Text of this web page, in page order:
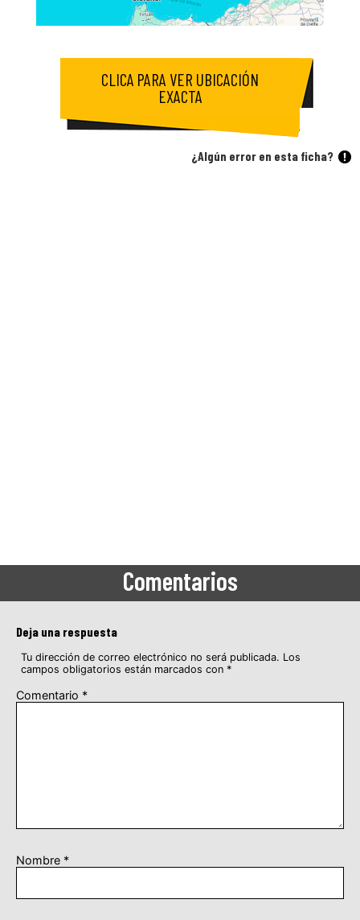
CLICA PARA VER UBICACIÓN
EXACTA
¿Algún error en esta ficha?
Comentarios
Deja una respuesta
Tu dirección de correo electrónico no será publicada. Los
campos obligatorios están marcados con *
Comentario *
Nombre *